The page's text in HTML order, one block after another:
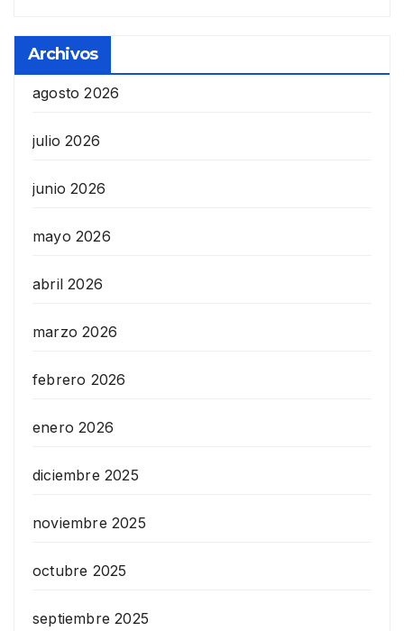
Archivos
agosto 2026
julio 2026
junio 2026
mayo 2026
abril 2026
marzo 2026
febrero 2026
enero 2026
diciembre 2025
noviembre 2025
octubre 2025
septiembre 2025